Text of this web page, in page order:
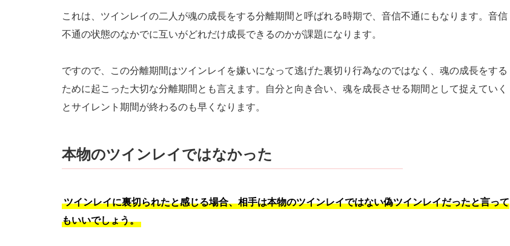
これは、ツインレイの二人が魂の成長をする分離期間と呼ばれる時期で、音信不通にもなります。音信
不通の状態のなかでに互いがどれだけ成長できるのかが課題になります。
ですので、この分離期間はツインレイを嫌いになって逃げた裏切り行為なのではなく、魂の成長をする
ために起こった大切な分離期間とも言えます。自分と向き合い、魂を成長させる期間として捉えていく
とサイレント期間が終わるのも早くなります。
本物のツインレイではなかった
ツインレイに裏切られたと感じる場合、相手は本物のツインレイではない偽ツインレイだったと言って
もいいでしょう。